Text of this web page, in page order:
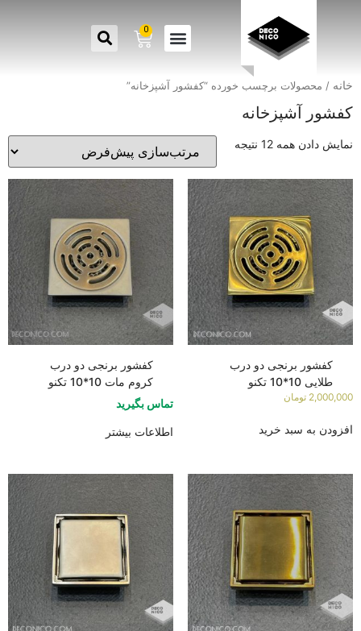
0
خانه / محصولات برچسب خورده “کفشور آشپزخانه”
کفشور آشپزخانه
نمایش دادن همه 12 نتیجه
کفشور برنجی دو درب
طلایی 10*10 تکنو
2,000,000 تومان
افزودن به سبد خرید
کفشور برنجی دو درب
کروم مات 10*10 تکنو
تماس بگیرید
اطلاعات بیشتر